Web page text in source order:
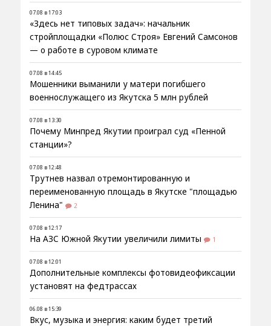
07.08 в 17:03
«Здесь нет типовых задач»: начальник
стройплощадки «Полюс Строя» Евгений Самсонов
— о работе в суровом климате
07.08 в 14:45
Мошенники выманили у матери погибшего
военнослужащего из Якутска 5 млн рублей
07.08 в 13:30
Почему Минпред Якутии проиграл суд «Пенной
станции»?
07.08 в 12:48
Трутнев назвал отремонтированную и
переименованную площадь в Якутске "площадью
Ленина"
2
07.08 в 12:17
На АЗС Южной Якутии увеличили лимиты 1
07.08 в 12:01
Дополнительные комплексы фотовидеофиксации
установят на федтрассах
06.08 в 15:39
Вкус, музыка и энергия: каким будет третий